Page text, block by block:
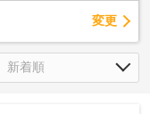
変更